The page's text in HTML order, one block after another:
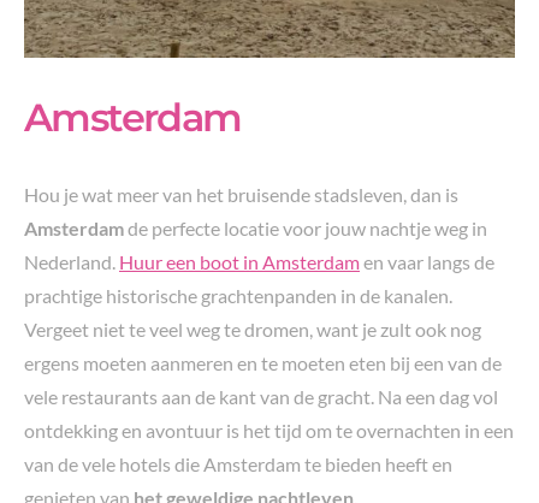
Amsterdam
Hou je wat meer van het bruisende stadsleven, dan is
Amsterdamde perfecte locatie voor jouw nachtje weg in
Nederland. Huur een boot in Amsterdamen vaar langs de
prachtige historische grachtenpanden in de kanalen.
Vergeet niet te veel weg te dromen, want je zult ook nog
ergens moeten aanmeren en te moeten eten bij een van de
vele restaurants aan de kant van de gracht. Na een dag vol
ontdekking en avontuur is het tijd om te overnachten in een
van de vele hotels die Amsterdam te bieden heeft en
genieten van het geweldige nachtleven